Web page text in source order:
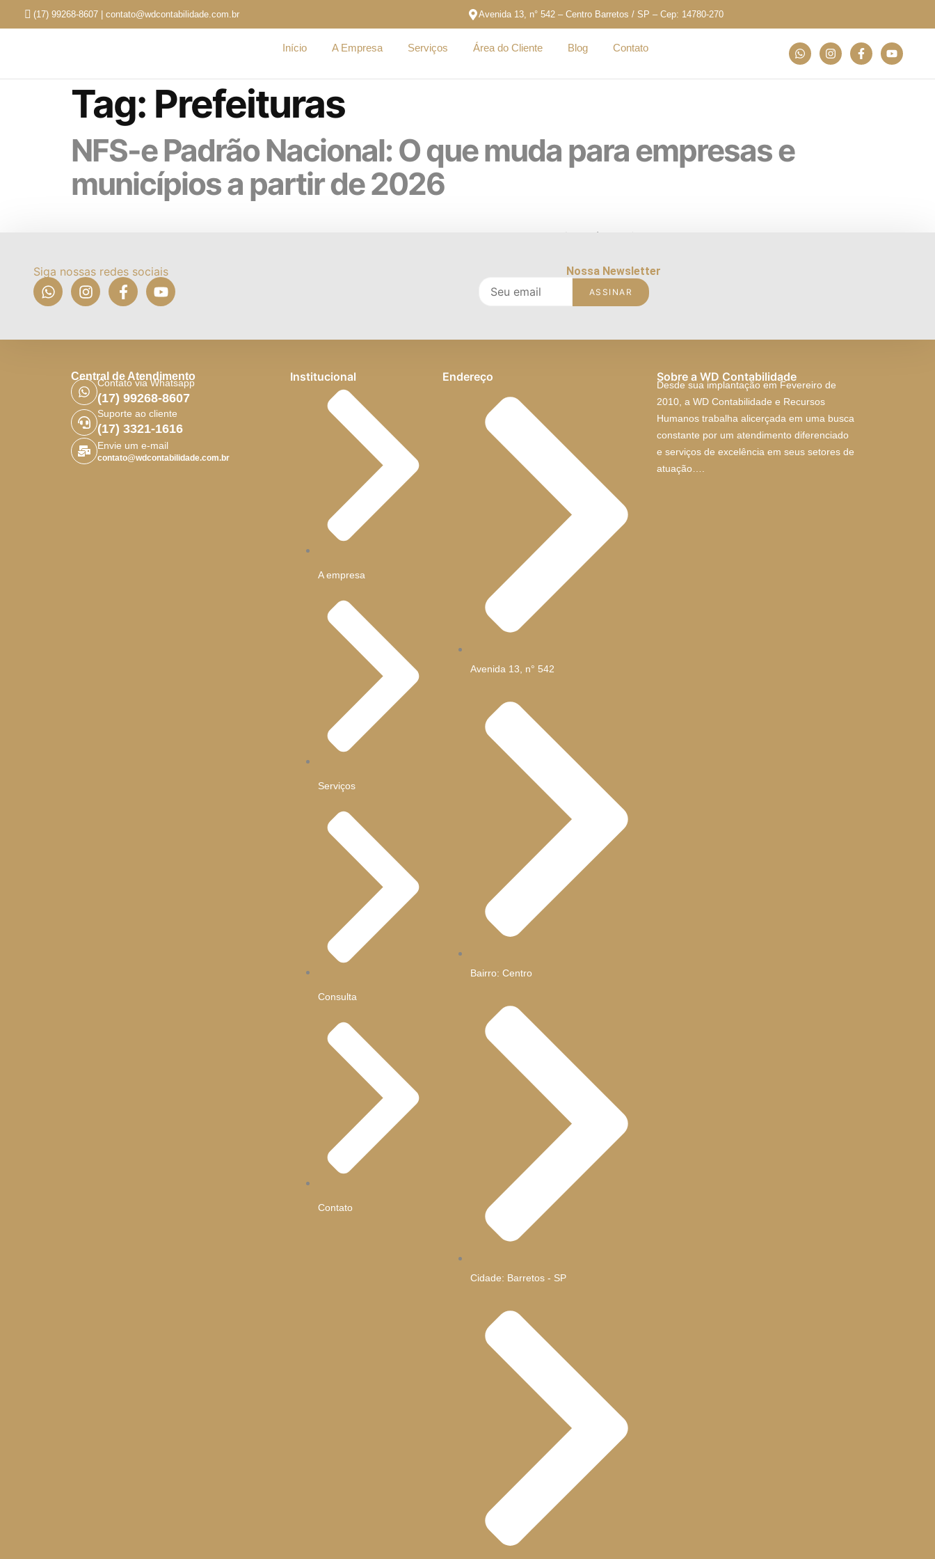
(17) 99268-8607 | contato@wdcontabilidade.com.br Avenida 13, n° 542 – Centro Barretos / SP – Cep: 14780-270
Início A Empresa Serviços Área do Cliente Blog Contato
Tag: Prefeituras
NFS-e Padrão Nacional: O que muda para empresas e
municípios a partir de 2026
A partir de janeiro de 2026, entra em vigor a obrigatoriedade da Nota Fiscal de Serviço Eletrônica (NFS-e) padrão nacional para todos os
municipal. O que é a NFS-e Padrão Nacional? A NFS-e Padrão […]
Siga nossas redes sociais Nossa Newsletter
ASSINAR
Central de Atendimento
Contato via Whatsapp
(17) 99268-8607
Suporte ao cliente
(17) 3321-1616
Envie um e-mail
contato@wdcontabilidade.com.br
Institucional
A empresa
Serviços
Consulta
Contato
Endereço
Avenida 13, n° 542
Bairro: Centro
Cidade: Barretos - SP
Sobre a WD Contabilidade
Desde sua implantação em Fevereiro de
2010, a WD Contabilidade e Recursos
Humanos trabalha alicerçada em uma busca
constante por um atendimento diferenciado
e serviços de excelência em seus setores de
atuação….